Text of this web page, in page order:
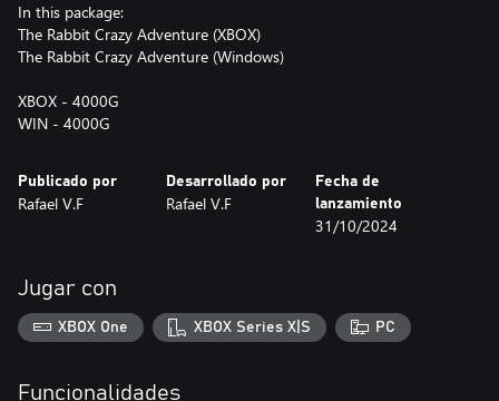
In this package:
The Rabbit Crazy Adventure (XBOX)
The Rabbit Crazy Adventure (Windows)
XBOX - 4000G
WIN - 4000G
Publicado por
Rafael V.F
Desarrollado por
Rafael V.F
Fecha de
lanzamiento
31/10/2024
Jugar con
XBOX One XBOX Series X|S PC
Funcionalidades